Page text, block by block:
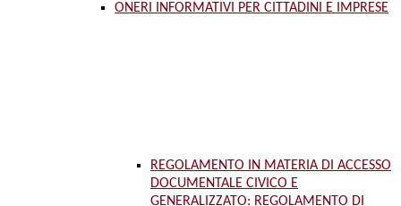
ONERI INFORMATIVI PER CITTADINI E IMPRESE
REGOLAMENTO IN MATERIA DI ACCESSO
DOCUMENTALE CIVICO E
GENERALIZZATO: REGOLAMENTO DI